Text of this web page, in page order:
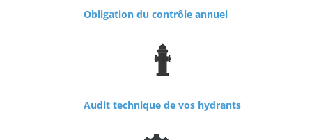
Obligation du contrôle annuel
Audit technique de vos hydrants